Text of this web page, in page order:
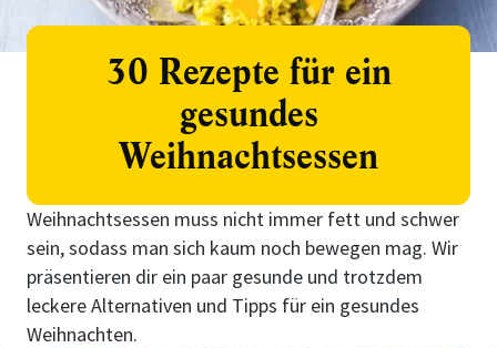
30 Rezepte für ein
gesundes
Weihnachtsessen
Weihnachtsessen muss nicht immer fett und schwer
sein, sodass man sich kaum noch bewegen mag. Wir
präsentieren dir ein paar gesunde und trotzdem
leckere Alternativen und Tipps für ein gesundes
Weihnachten.